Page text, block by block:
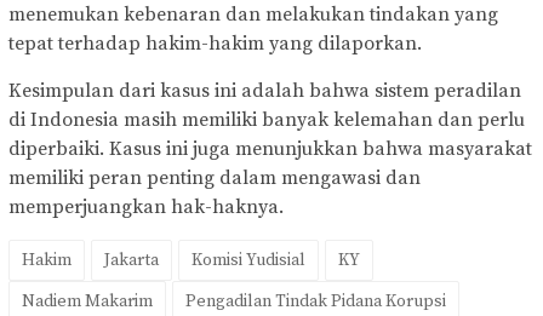
menemukan kebenaran dan melakukan tindakan yang
tepat terhadap hakim-hakim yang dilaporkan.
Kesimpulan dari kasus ini adalah bahwa sistem peradilan
di Indonesia masih memiliki banyak kelemahan dan perlu
diperbaiki. Kasus ini juga menunjukkan bahwa masyarakat
memiliki peran penting dalam mengawasi dan
memperjuangkan hak-haknya.
Hakim Jakarta Komisi Yudisial
KY
Nadiem Makarim
Pengadilan Tindak Pidana Korupsi